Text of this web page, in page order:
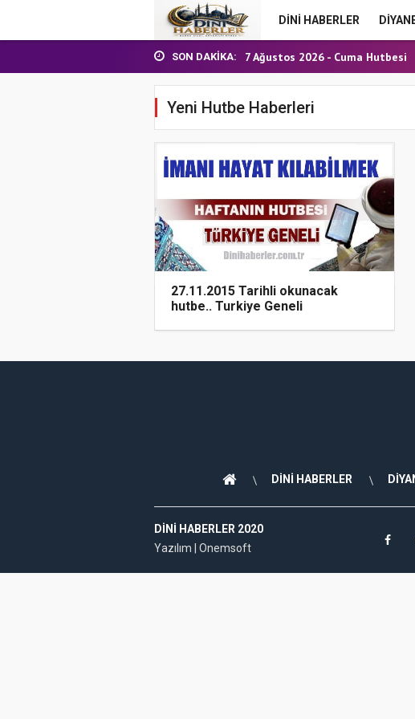
DİNİ HABERLER
SON DAKIKA:
24 Temmuz 2026 - Cuma Hutbesi
7 Ağustos 2026 - Cuma Hutbesi
Nakil Talebinde Bulunacak
31 Temmuz 2026 - Cuma Hutbesi
24 Temmuz 2026 - Cuma Hutbesi
Yeni Hutbe Haberleri
27.11.2015 Tarihli okunacak
hutbe.. Turkiye Geneli
DİNİ HABERLER
DINI HABERLER 2020
Yazılım | Onemsoft